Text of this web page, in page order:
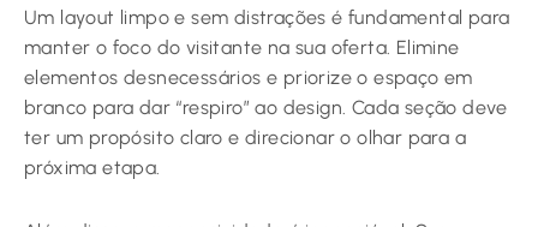
Um layout limpo e sem distrações é fundamental para
manter o foco do visitante na sua oferta. Elimine
elementos desnecessários e priorize o espaço em
branco para dar “respiro” ao design. Cada seção deve
ter um propósito claro e direcionar o olhar para a
próxima etapa.